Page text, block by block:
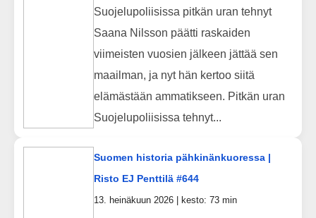
Suojelupoliisissa pitkän uran tehnyt
Saana Nilsson päätti raskaiden
viimeisten vuosien jälkeen jättää sen
maailman, ja nyt hän kertoo siitä
elämästään ammatikseen. Pitkän uran
Suojelupoliisissa tehnyt...
Suomen historia pähkinänkuoressa |
Risto EJ Penttilä #644
13. heinäkuun 2026 | kesto: 73 min